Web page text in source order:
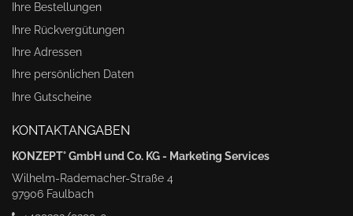
Ihre Bestellungen
Ihre Rückvergütungen
Ihre Adressen
Ihre persönlichen Daten
Ihre Gutscheine
KONTAKTANGABEN
KONZEPT° GmbH und Co. KG - Marketing Services
Wilhelm-Rademacher-Straße 4
97906 Faulbach